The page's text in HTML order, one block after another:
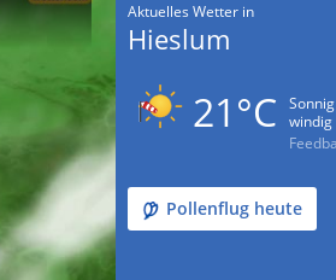
Aktuelles Wetter in
Hieslum
21°C
windig
Pollenflug heute